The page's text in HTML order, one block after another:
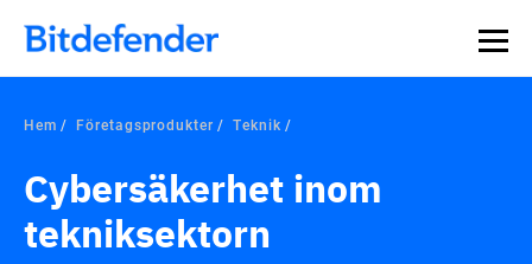
Hem Företagsprodukter Teknik
Cybersäkerhet inom
tekniksektorn